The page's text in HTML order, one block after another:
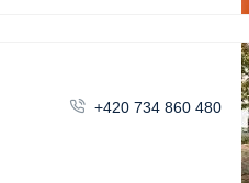
+420 734 860 480